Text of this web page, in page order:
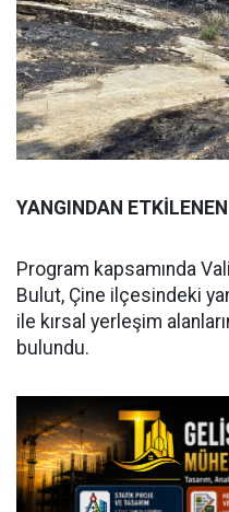
YANGINDAN
Program kapsamında
Bulut, Çine ilçesindeki
ile kırsal yerleşim
bulundu.